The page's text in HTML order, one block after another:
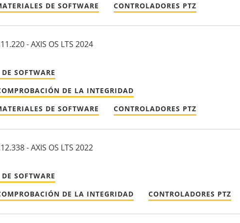
DE SOFTWARE
CONTROLADORES PTZ
- AXIS OS LTS 2024
SOFTWARE
DE LA INTEGRIDAD
DE SOFTWARE
CONTROLADORES PTZ
- AXIS OS LTS 2022
SOFTWARE
DE LA INTEGRIDAD
CONTROLADORES PTZ